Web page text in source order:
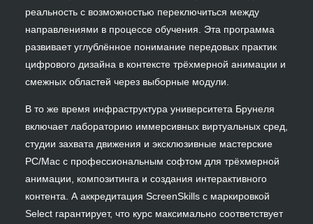
реальность с возможностью переключиться между
направлениями в процессе обучения. Эта программа
развивает углублённое понимание передовых практик
цифрового дизайна в контексте трёхмерной анимации и
смежных областей через выборные модули.
В то же время инфраструктура университета Брунеля
включает лабораторию иммерсивных виртуальных сред,
студии захвата движения и эксклюзивные мастерские
PC/Mac с профессиональным софтом для трёхмерной
анимации, композитинга и создания интерактивного
контента. А аккредитация ScreenSkills с маркировкой
Select гарантирует, что курс максимально соответствует